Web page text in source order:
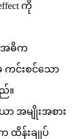
ကို
အဓိက
ကင်းစင်သော
။
ာ အမျိုးအစား
န်းချုပ်